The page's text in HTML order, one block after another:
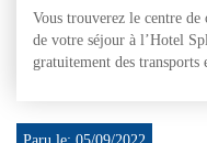
Vous trouverez le centre
de votre séjour à l’Hotel
gratuitement des transports